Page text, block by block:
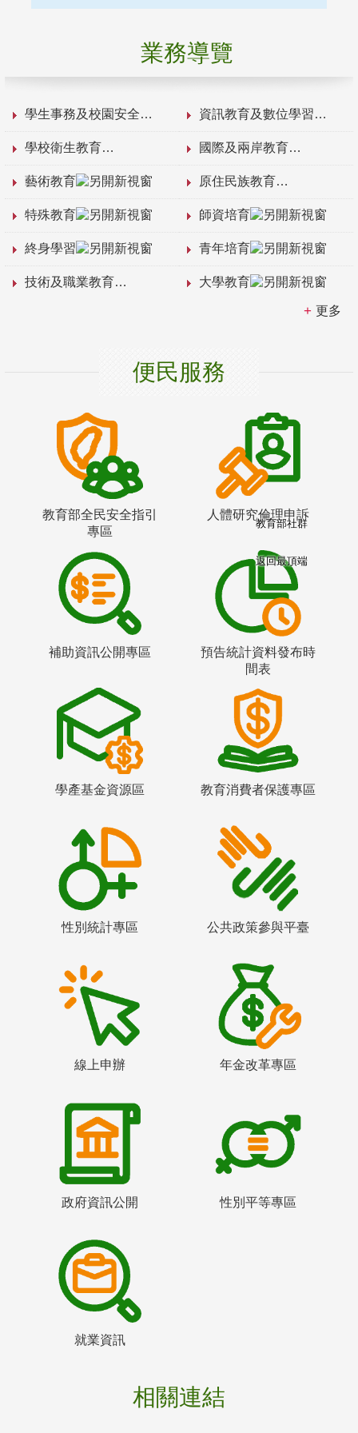
業務導覽
學生事務及校園安全 資訊教育及數位學習
學校衛生教育 國際及兩岸教育
藝術教育 原住民族教育
特殊教育 師資培育
終身學習 青年培育
技術及職業教育 大學教育
更多
便民服務
教育部全民安全指引
專區
人體研究倫理申訴
補助資訊公開專區
預告統計資料發布時
間表
學產基金資源區 教育消費者保護專區
性別統計專區 公共政策參與平臺
線上申辦 年金改革專區
政府資訊公開 性別平等專區
就業資訊
相關連結
教育部社群
返回最頂端